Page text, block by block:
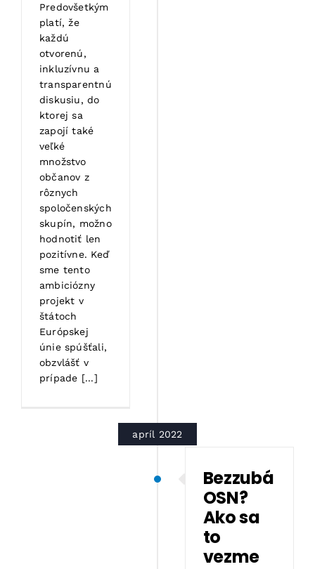
Predovšetkým
platí, že
každú
otvorenú,
inkluzívnu a
transparentnú
diskusiu, do
ktorej sa
zapojí také
veľké
množstvo
občanov z
rôznych
spoločenských
skupín, možno
hodnotiť len
pozitívne. Keď
sme tento
ambiciózny
projekt v
štátoch
Európskej
únie spúšťali,
obzvlášť v
prípade [...]
apríl 2022
Bezzubá
OSN?
Ako sa
to
vezme